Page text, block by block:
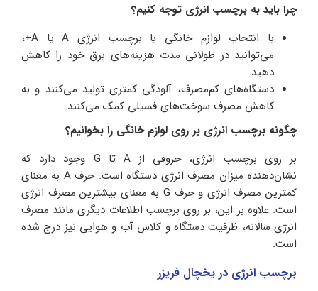
چرا باید به برچسب انرژی توجه کنیم؟
با انتخاب لوازم خانگی با برچسب انرژی A یا A+،
می‌توانید در طولانی مدت هزینه‌های برق خود را کاهش
دهید.
دستگاه‌های کم‌مصرف، آلودگی کمتری تولید می‌کنند و به
کاهش مصرف سوخت‌های فسیلی کمک می‌کنند.
چگونه برچسب انرژی بر روی لوازم خانگی را بخوانیم؟
بر روی برچسب انرژی، حروفی از A تا G وجود دارد که
نشان‌دهنده میزان مصرف انرژی دستگاه است. حرف A به معنای
کمترین مصرف انرژی و حرف G به معنای بیشترین مصرف انرژی
است. علاوه بر این، بر روی برچسب اطلاعات دیگری مانند مصرف
انرژی سالانه، ظرفیت دستگاه و کلاس آب و هوایی نیز درج شده
است.
برچسب انرژی در یخچال فریزر